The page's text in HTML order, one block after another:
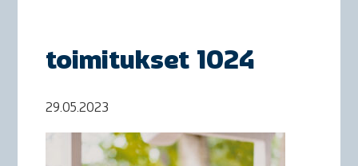
toimitukset 1024
29.05.2023